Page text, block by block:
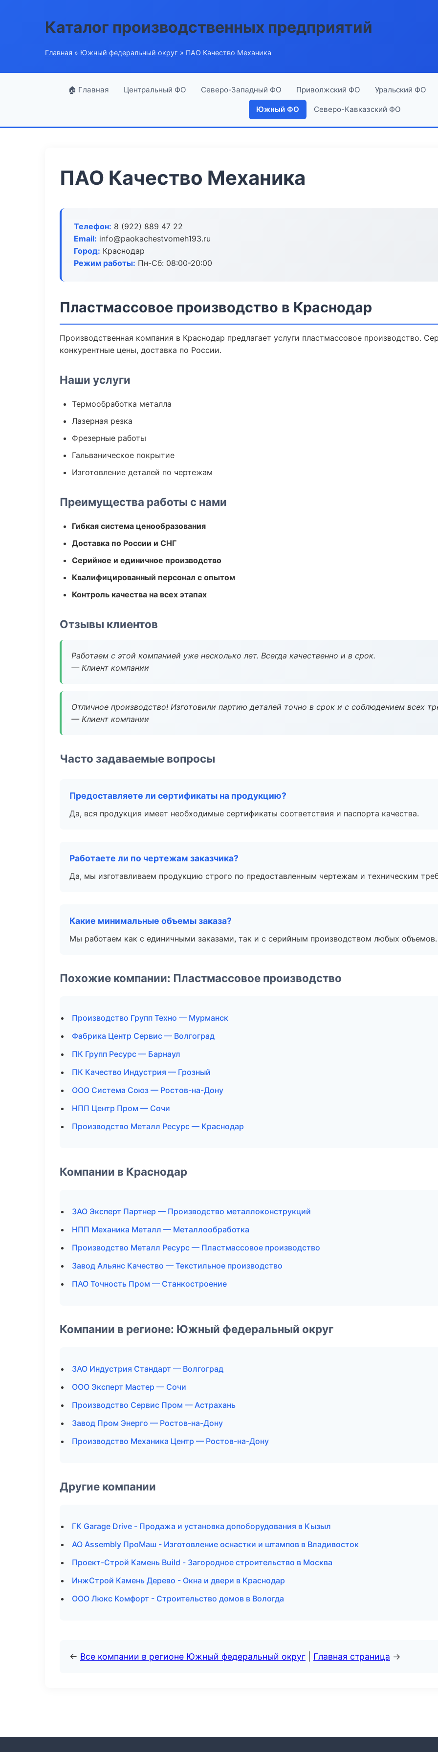
Каталог производственных предприятий
Главная » Южный федеральный округ » ПАО Качество Механика
🏠 Главная Центральный ФО Северо-Западный ФО Приволжский ФО Уральский ФО
Южный ФО Северо-Кавказский ФО
ПАО Качество Механика
Телефон: 8 (922) 889 47 22
Email: info@paokachestvomeh193.ru
Город: Краснодар
Режим работы: Пн-Сб: 08:00-20:00
Пластмассовое производство в Краснодар
Производственная компания в Краснодар предлагает услуги пластмассовое производство.
конкурентные цены, доставка по России.
Наши услуги
Термообработка металла
Лазерная резка
Фрезерные работы
Гальваническое покрытие
Изготовление деталей по чертежам
Преимущества работы с нами
Гибкая система ценообразования
Доставка по России и СНГ
Серийное и единичное производство
Квалифицированный персонал с опытом
Контроль качества на всех этапах
Отзывы клиентов
Работаем с этой компанией уже несколько лет. Всегда качественно и в срок.
— Клиент компании
Отличное производство! Изготовили партию деталей точно в срок и с соблюдением всех
— Клиент компании
Часто задаваемые вопросы
Предоставляете ли сертификаты на продукцию?
Да, вся продукция имеет необходимые сертификаты соответствия и паспорта качества.
Работаете ли по чертежам заказчика?
Да, мы изготавливаем продукцию строго по предоставленным чертежам и техническим
Какие минимальные объемы заказа?
Мы работаем как с единичными заказами, так и с серийным производством любых объемов.
Похожие компании: Пластмассовое производство
Производство Групп Техно — Мурманск
Фабрика Центр Сервис — Волгоград
ПК Групп Ресурс — Барнаул
ПК Качество Индустрия — Грозный
ООО Система Союз — Ростов-на-Дону
НПП Центр Пром — Сочи
Производство Металл Ресурс — Краснодар
Компании в Краснодар
ЗАО Эксперт Партнер — Производство металлоконструкций
НПП Механика Металл — Металлообработка
Производство Металл Ресурс — Пластмассовое производство
Завод Альянс Качество — Текстильное производство
ПАО Точность Пром — Станкостроение
Компании в регионе: Южный федеральный округ
ЗАО Индустрия Стандарт — Волгоград
ООО Эксперт Мастер — Сочи
Производство Сервис Пром — Астрахань
Завод Пром Энерго — Ростов-на-Дону
Производство Механика Центр — Ростов-на-Дону
Другие компании
ГК Garage Drive - Продажа и установка допоборудования в Кызыл
АО Assembly ПроМаш - Изготовление оснастки и штампов в Владивосток
Проект-Строй Камень Build - Загородное строительство в Москва
ИнжСтрой Камень Дерево - Окна и двери в Краснодар
ООО Люкс Комфорт - Строительство домов в Вологда
← Все компании в регионе Южный федеральный округ Главная страница →